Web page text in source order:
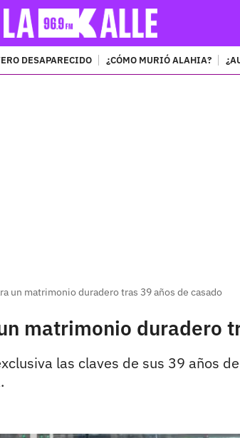
DESAPARECIDO ¿CÓMO MURIÓ ALAHIA?
un matrimonio duradero tras 39 años de casado
matrimonio duradero
las claves de sus 39 años